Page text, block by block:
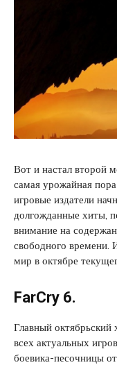
Вот и настал второй
самая урожайная
игровые издатели
долгожданные хиты,
внимание на
свободного времени.
мир в октябре
FarCry 6.
Главный
всех актуальных
боевика-песочницы